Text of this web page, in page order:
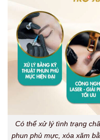
Có thể xử lý tình trạng
phun phủ mực, xóa xăm